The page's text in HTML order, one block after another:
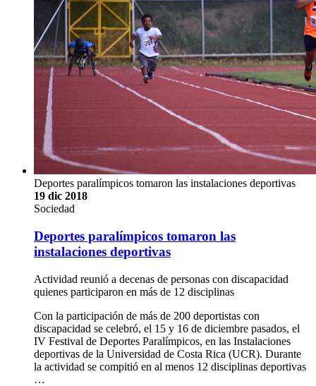
Deportes paralímpicos tomaron las instalaciones deportivas
19 dic 2018
Sociedad
Deportes paralímpicos tomaron las
instalaciones deportivas
Actividad reunió a decenas de personas con discapacidad
quienes participaron en más de 12 disciplinas
Con la participación de más de 200 deportistas con
discapacidad se celebró, el 15 y 16 de diciembre pasados, el
IV Festival de Deportes Paralímpicos, en las Instalaciones
deportivas de la Universidad de Costa Rica (UCR). Durante
la actividad se compitió en al menos 12 disciplinas deportivas
…